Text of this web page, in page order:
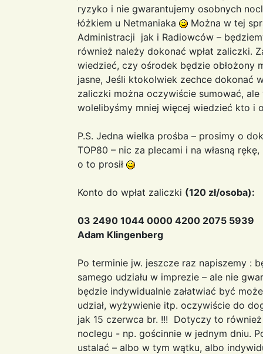
ryzyko i nie gwarantujemy osobnych
łóżkiem u Netmaniaka
Można w tej
Administracji jak i Radiowców –
również należy dokonać wpłat zaliczki.
wiedzieć, czy ośrodek będzie obłożony
jasne, Jeśli ktokolwiek zechce dokonać
zaliczki można oczywiście sumować,
wolelibyśmy mniej więcej wiedzieć kto i
P.S. Jedna wielka prośba – prosimy o
TOP80 – nic za plecami i na własną
o to prosił
Konto do wpłat zaliczki (120 zł/osoba):
03 2490 1044 0000 4200 2075 5939
Adam Klingenberg
Po terminie jw. jeszcze raz napiszemy :
samego udziału w imprezie – ale nie
będzie indywidualnie załatwiać być
udział, wyżywienie itp. oczywiście do
jak 15 czerwca br. !!! Dotyczy to
noclegu - np. gościnnie w jednym dniu.
ustalać – albo w tym wątku, albo